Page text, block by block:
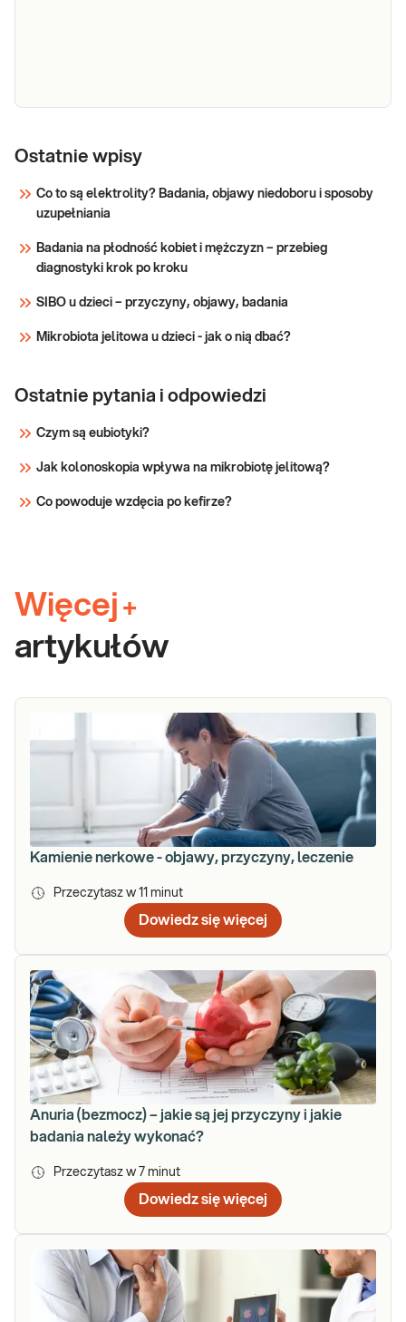
badanie
celach przesiewowych, diagnostycznych i
nerek i układu moczowego oraz nieprawidłowości
przemian metabolicznych organizmu, zwłaszcza
Ostatnie wpisy
Co to są elektrolity? Badania, objawy niedoboru i sposoby
uzupełniania
Badania na płodność kobiet i mężczyzn – przebieg
diagnostyki krok po kroku
SIBO u dzieci – przyczyny, objawy, badania
Mikrobiota jelitowa u dzieci - jak o nią dbać?
Ostatnie pytania i odpowiedzi
Czym są eubiotyki?
Jak kolonoskopia wpływa na mikrobiotę jelitową?
Co powoduje wzdęcia po kefirze?
Więcej +
artykułów
Kamienie nerkowe - objawy, przyczyny, leczenie
Przeczytasz w 11 minut
Dowiedz się więcej
Anuria (bezmocz) – jakie są jej przyczyny i jakie
badania należy wykonać?
Przeczytasz w 7 minut
Dowiedz się więcej